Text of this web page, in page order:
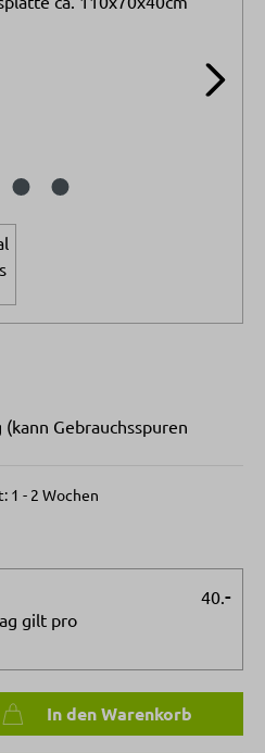
Gebrauchsspuren
1 - 2 Wochen
gilt pro
40.-
den gewünschten
In den Warenkorb